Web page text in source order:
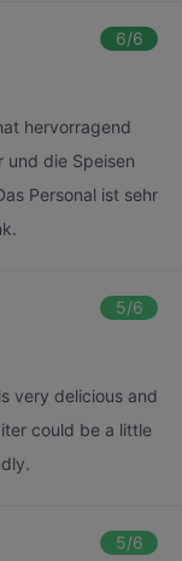
6/6
hervorragend
und die Speisen
Personal ist sehr
5/6
very delicious and
could be a little
5/6